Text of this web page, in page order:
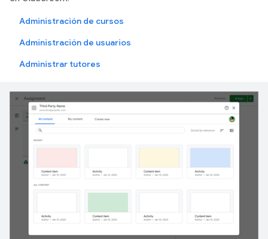
Administración de cursos
Administración de usuarios
Administrar tutores